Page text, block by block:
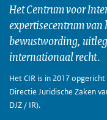
Het Centrum voor
expertisecentrum
bewustwording,
internationaal recht.
Het CIR is in 2017
Directie Juridische Zaken
DJZ / IR).